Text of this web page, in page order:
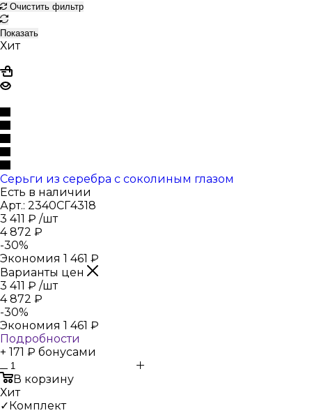
Очистить фильтр
Показать
Хит
Серьги из серебра с соколиным глазом
Есть в наличии
Арт.: 2340СГ4318
3 411 ₽ /шт
4 872 ₽
-30%
Экономия 1 461 ₽
Варианты цен
3 411 ₽ /шт
4 872 ₽
-30%
Экономия 1 461 ₽
Подробности
+ 171 ₽ бонусами
В корзину
Хит
✓Комплект